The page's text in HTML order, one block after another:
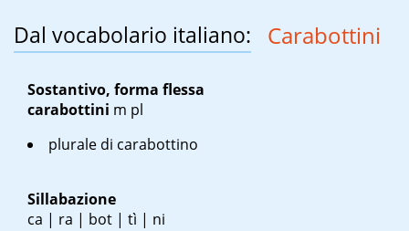
Dal vocabolario italiano: Carabottini
Sostantivo, forma flessa
carabottini m pl
plurale di carabottino
Sillabazione
ca | ra | bot | tì | ni